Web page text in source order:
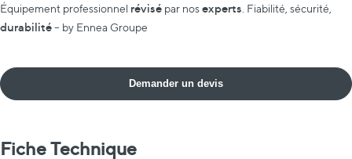
Équipement professionnel révisé par nosexperts . Fiabilité, sécurité,
durabilité– by Ennea Groupe
Demander un devis
Fiche Technique